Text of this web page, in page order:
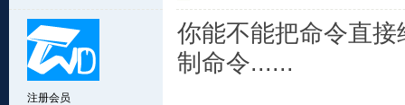
注册会员
你能不能把命令直
制命令......